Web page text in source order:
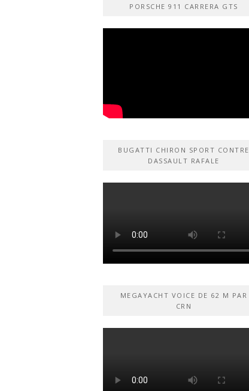
PORSCHE 911 CARRERA GTS
BUGATTI CHIRON SPORT CONTRE
DASSAULT RAFALE
MEGAYACHT VOICE DE 62 M PAR
CRN